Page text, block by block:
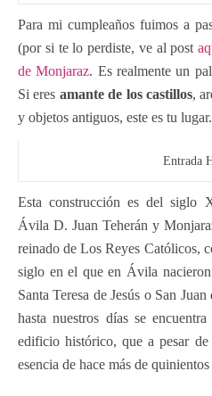
Para mi cumpleaños fuimos a
(por si te lo perdiste, ve al post
de Monjaraz. Es realmente un
Si eres amante de los castillos,
y objetos antiguos, este es tu lugar.
Entrada
Esta construcción es del siglo
Ávila D. Juan Teherán y
reinado de Los Reyes Católicos,
siglo en el que en Ávila
Santa Teresa de Jesús o San
hasta nuestros días se
edificio histórico, que a pesar
esencia de hace más de